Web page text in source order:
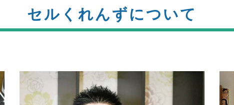
セルくれんずについて